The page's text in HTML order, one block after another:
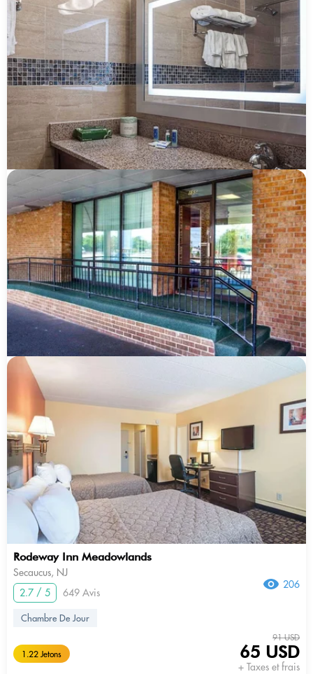
Rodeway Inn Meadowlands
Secaucus, NJ
2.7 / 5
649 Avis
206
Chambre De Jour
1.22 Jetons
91 USD
65 USD
+ Taxes et frais